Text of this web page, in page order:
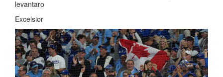
levantaro
Excelsior